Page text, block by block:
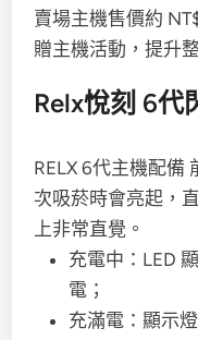
賣場主機售價約
贈主機活動，提升
Relx悅刻 6代
RELX 6代主機配備
次吸菸時會亮起，
上非常直覺。
充電中：LED
電；
充滿電：顯示